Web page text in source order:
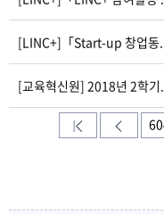
[LINC+]「Start-up 창업동
[교육혁신원] 2018년 2학기